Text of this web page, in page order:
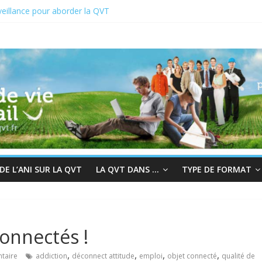
pour aborder la QVT
à la bienveillance
QVT
L’ANI SUR LA QVT LA QVT DANS … TYPE DE FORMAT
!
addiction, déconnect attitude, emploi, objet connecté, qualité de